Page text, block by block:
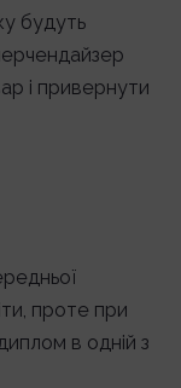
будуть
і привернути
проте при
в одній з